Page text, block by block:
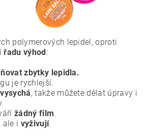
polymerových lepidel, oproti
řadu výhod:
zbytky lepidla.
je rychlejší.
, takže můžete dělat úpravy i
žádný film.
ale i vyživují.